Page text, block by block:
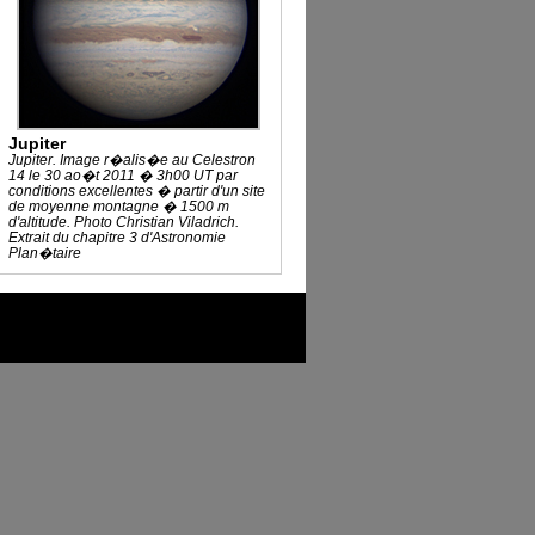
Jupiter
Jupiter. Image r�alis�e au Celestron
14 le 30 ao�t 2011 � 3h00 UT par
conditions excellentes � partir d'un site
de moyenne montagne � 1500 m
d'altitude. Photo Christian Viladrich.
Extrait du chapitre 3 d'Astronomie
Plan�taire